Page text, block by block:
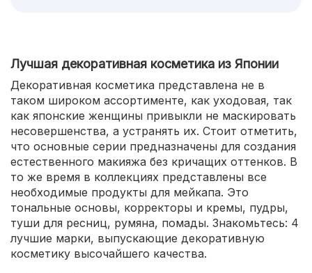
Лучшая декоративная косметика из Японии
Декоративная косметика представлена не в
таком широком ассортименте, как уходовая, так
как японские женщины привыкли не маскировать
несовершенства, а устранять их. Стоит отметить,
что основные серии предназначены для создания
естественного макияжа без кричащих оттенков. В
то же время в коллекциях представлены все
необходимые продукты для мейкапа. Это
тональные основы, корректоры и кремы, пудры,
туши для ресниц, румяна, помады. Знакомьтесь: 4
лучшие марки, выпускающие декоративную
косметику высочайшего качества.